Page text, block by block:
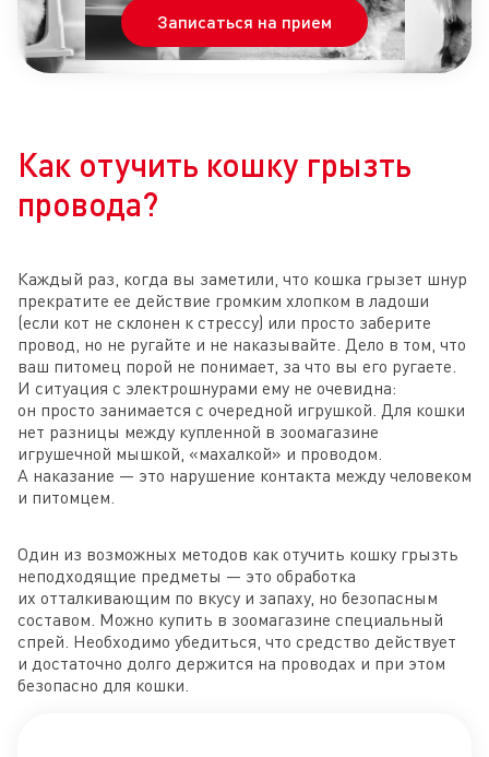
Записаться на прием
Как отучить кошку грызть
провода?
Каждый раз, когда вы заметили, что кошка грызет шнур
прекратите ее действие громким хлопком в ладоши
(если кот не склонен к стрессу) или просто заберите
провод, но не ругайте и не наказывайте. Дело в том, что
ваш питомец порой не понимает, за что вы его ругаете.
И ситуация с электрошнурами ему не очевидна:
он просто занимается с очередной игрушкой. Для кошки
нет разницы между купленной в зоомагазине
игрушечной мышкой, «махалкой» и проводом.
А наказание — это нарушение контакта между человеком
и питомцем.
Один из возможных методов как отучить кошку грызть
неподходящие предметы — это обработка
их отталкивающим по вкусу и запаху, но безопасным
составом. Можно купить в зоомагазине специальный
спрей. Необходимо убедиться, что средство действует
и достаточно долго держится на проводах и при этом
безопасно для кошки.